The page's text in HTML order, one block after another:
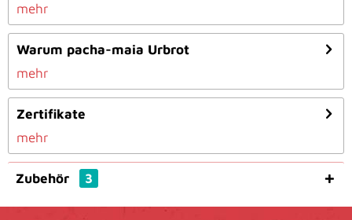
mehr
Warum pacha-maia Urbrot
mehr
Zertifikate
mehr
Zubehör 3